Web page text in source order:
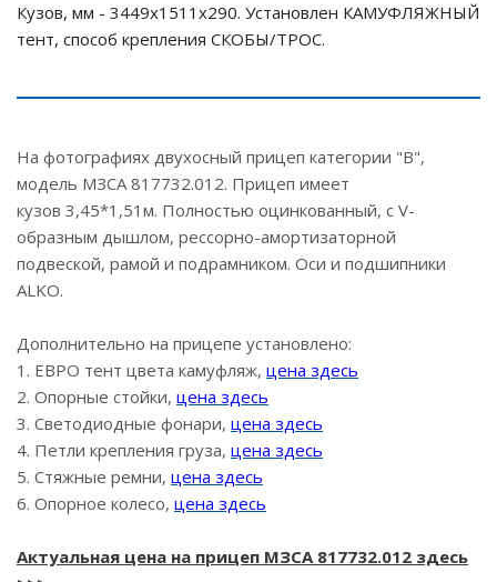
Кузов, мм - 3449x1511x290. Установлен КАМУФЛЯЖНЫЙ
тент, способ крепления СКОБЫ/ТРОС.
На фотографиях двухосный прицеп категории "В",
модель МЗСА 817732.012. Прицеп имеет
кузов 3,45*1,51м. Полностью оцинкованный, с V-
образным дышлом, рессорно-амортизаторной
подвеской, рамой и подрамником. Оси и подшипники
ALKO.
Дополнительно на прицепе установлено:
1. ЕВРО тент цвета камуфляж, цена здесь
2. Опорные стойки, цена здесь
3. Светодиодные фонари, цена здесь
4. Петли крепления груза, цена здесь
5. Стяжные ремни, цена здесь
6. Опорное колесо, цена здесь
Актуальная цена на прицеп МЗСА 817732.012 здесь